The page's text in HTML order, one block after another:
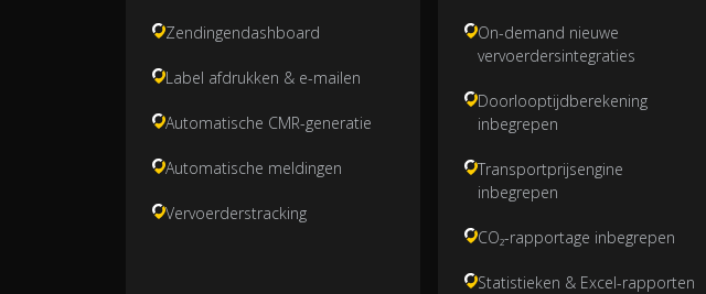
Zendingendashboard
Label afdrukken & e-mailen
Automatische CMR-generatie
Automatische meldingen
Vervoerderstracking
On-demand nieuwe
vervoerdersintegraties
Doorlooptijdberekening
inbegrepen
Transportprijsengine
inbegrepen
CO₂-rapportage inbegrepen
Statistieken & Excel-rapporten